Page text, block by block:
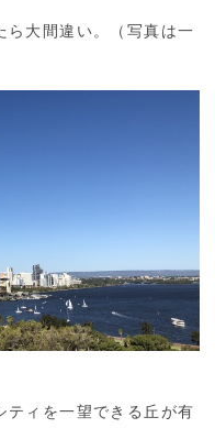
ら大間違い。（写真は一
ティを一望できる丘が有